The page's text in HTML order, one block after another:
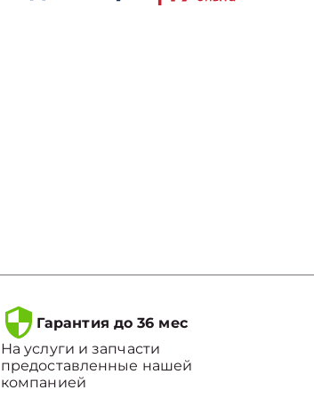
Гарантия до 36 мес
На услуги и запчасти
предоставленные нашей
компанией